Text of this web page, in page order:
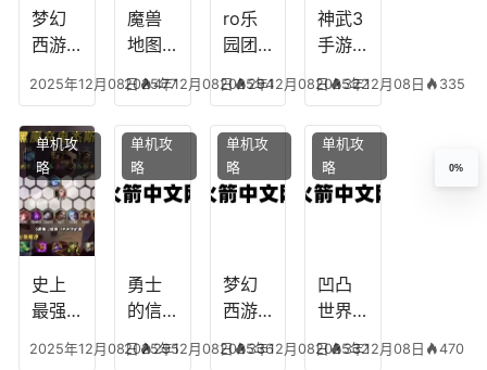
装备
梦幻
西游
下
凡，
梦幻
十二
生肖
2025年12月08日 477
魔兽
地图
任务
攻
略，
魔兽
世界
2025年12月08日 294
ro乐
园团
附
魔，
乐园
团装
备任
2025年12月08日 322
神武3
手游
辅助
技能
加
点，
神武
龙宫
怎么
2025年12月08日 335
史上
最强
2025年12月08日 295
单机攻
略
勇士
的信
物技
2025年12月08日 336
单机攻
略
梦幻
西游
炼丹
2025年12月08日 332
单机攻
略
凹凸
世界
全部
2025年12月08日 470
单机攻
略
0%